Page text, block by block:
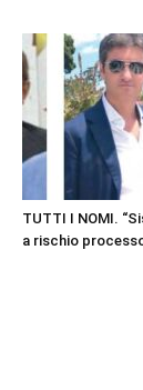
TUTTI I NOMI.
a rischio